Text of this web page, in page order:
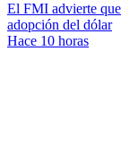
El FMI advierte
adopción del dólar
Hace 10 horas